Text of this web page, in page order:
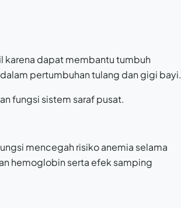
karena dapat membantu tumbuh
pertumbuhan tulang dan gigi bayi.
fungsi sistem saraf pusat.
mencegah risiko anemia selama
hemoglobin serta efek samping